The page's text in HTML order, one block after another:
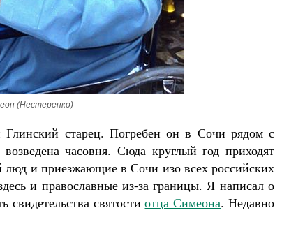
(Нестеренко)
старец. Погребен он в Сочи рядом с
часовня. Сюда круглый год приходят
и приезжающие в Сочи изо всех российских
и православные из-за границы. Я написал о
свидетельства святостиотца Симеона. Недавно
в жизни
Великомученик Георгий Победоносец. Научись у
Роман Котов